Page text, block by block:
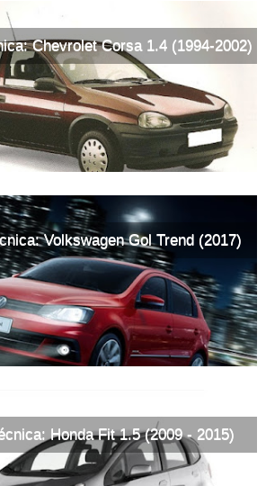
Chevrolet Corsa 1.4 (1994-2002)
Volkswagen Gol Trend (2017)
Honda Fit 1.5 (2009 - 2015)